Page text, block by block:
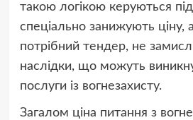
такою логікою керуються
спеціально занижують ціну,
потрібний тендер, не
наслідки, що можуть
послуги із вогнезахисту.
Загалом ціна питання з